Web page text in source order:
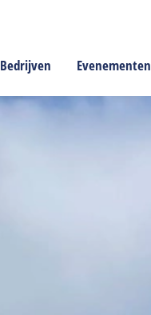
Bedrijven Evenementen